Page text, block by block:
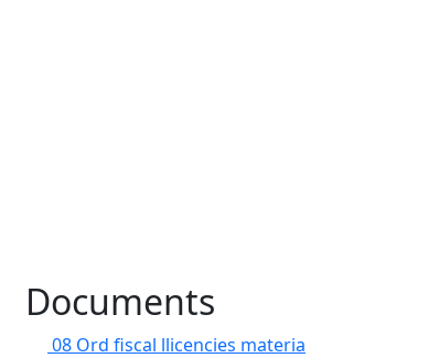
Documents
08 Ord fiscal llicencies materia